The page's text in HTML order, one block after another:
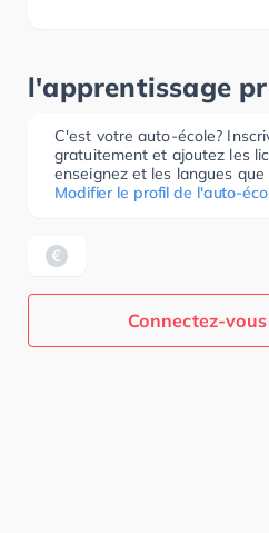
l'apprentissage
C'est votre auto-école?
gratuitement et ajoutez les
enseignez et les langues que
Modifier le profil de l'auto-
Connectez-